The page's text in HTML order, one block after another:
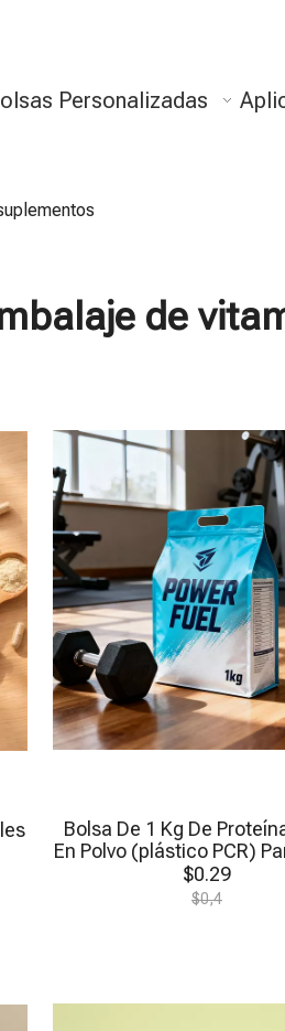
Personalizadas
de
Bolsa De 1 Kg De
En Polvo (plástico PCR)
$0.29
$0,4